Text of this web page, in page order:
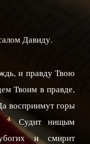
Давиду.
и правду Твою
Твоим в правде,
восприимут горы
4 Судит нищым
и смирит